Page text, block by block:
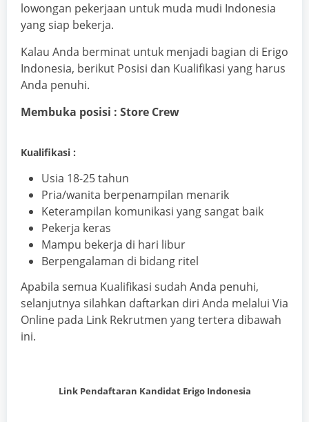
lowongan pekerjaan untuk muda mudi Indonesia
yang siap bekerja.
Kalau Anda berminat untuk menjadi bagian di Erigo
Indonesia, berikut Posisi dan Kualifikasi yang harus
Anda penuhi.
Membuka posisi : Store Crew
Kualifikasi :
Usia 18-25 tahun
Pria/wanita berpenampilan menarik
Keterampilan komunikasi yang sangat baik
Pekerja keras
Mampu bekerja di hari libur
Berpengalaman di bidang ritel
Apabila semua Kualifikasi sudah Anda penuhi,
selanjutnya silahkan daftarkan diri Anda melalui Via
Online pada Link Rekrutmen yang tertera dibawah
ini.
Link Pendaftaran Kandidat Erigo Indonesia